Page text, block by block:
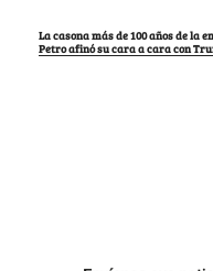
La casona más de 100 años de la
Petro afinó su cara a cara con